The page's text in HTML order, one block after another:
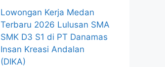
Lowongan Kerja Medan
Terbaru 2026 Lulusan SMA
SMK D3 S1 di PT Danamas
Insan Kreasi Andalan
(DIKA)